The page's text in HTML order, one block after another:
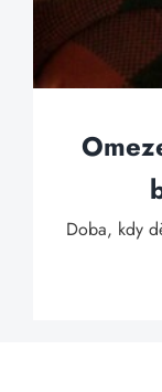
Doba, kdy